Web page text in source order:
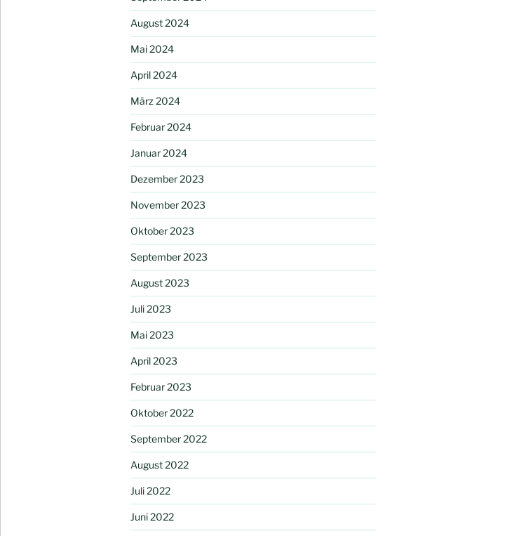
August 2024
Mai 2024
April 2024
März 2024
Februar 2024
Januar 2024
Dezember 2023
November 2023
Oktober 2023
September 2023
August 2023
Juli 2023
Mai 2023
April 2023
Februar 2023
Oktober 2022
September 2022
August 2022
Juli 2022
Juni 2022